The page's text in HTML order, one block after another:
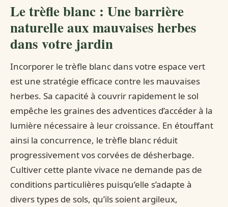
Le trèfle blanc : Une barrière
naturelle aux mauvaises herbes
dans votre jardin
Incorporer le trèfle blanc dans votre espace vert
est une stratégie efficace contre les mauvaises
herbes. Sa capacité à couvrir rapidement le sol
empêche les graines des adventices d’accéder à la
lumière nécessaire à leur croissance. En étouffant
ainsi la concurrence, le trèfle blanc réduit
progressivement vos corvées de désherbage.
Cultiver cette plante vivace ne demande pas de
conditions particulières puisqu’elle s’adapte à
divers types de sols, qu’ils soient argileux,